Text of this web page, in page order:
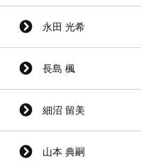
永田 光希
長島 楓
細沼 留美
山本 典嗣